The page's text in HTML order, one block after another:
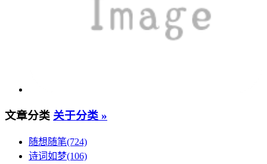
文章分类 关于分类 »
随想随笔(724)
诗词如梦(106)